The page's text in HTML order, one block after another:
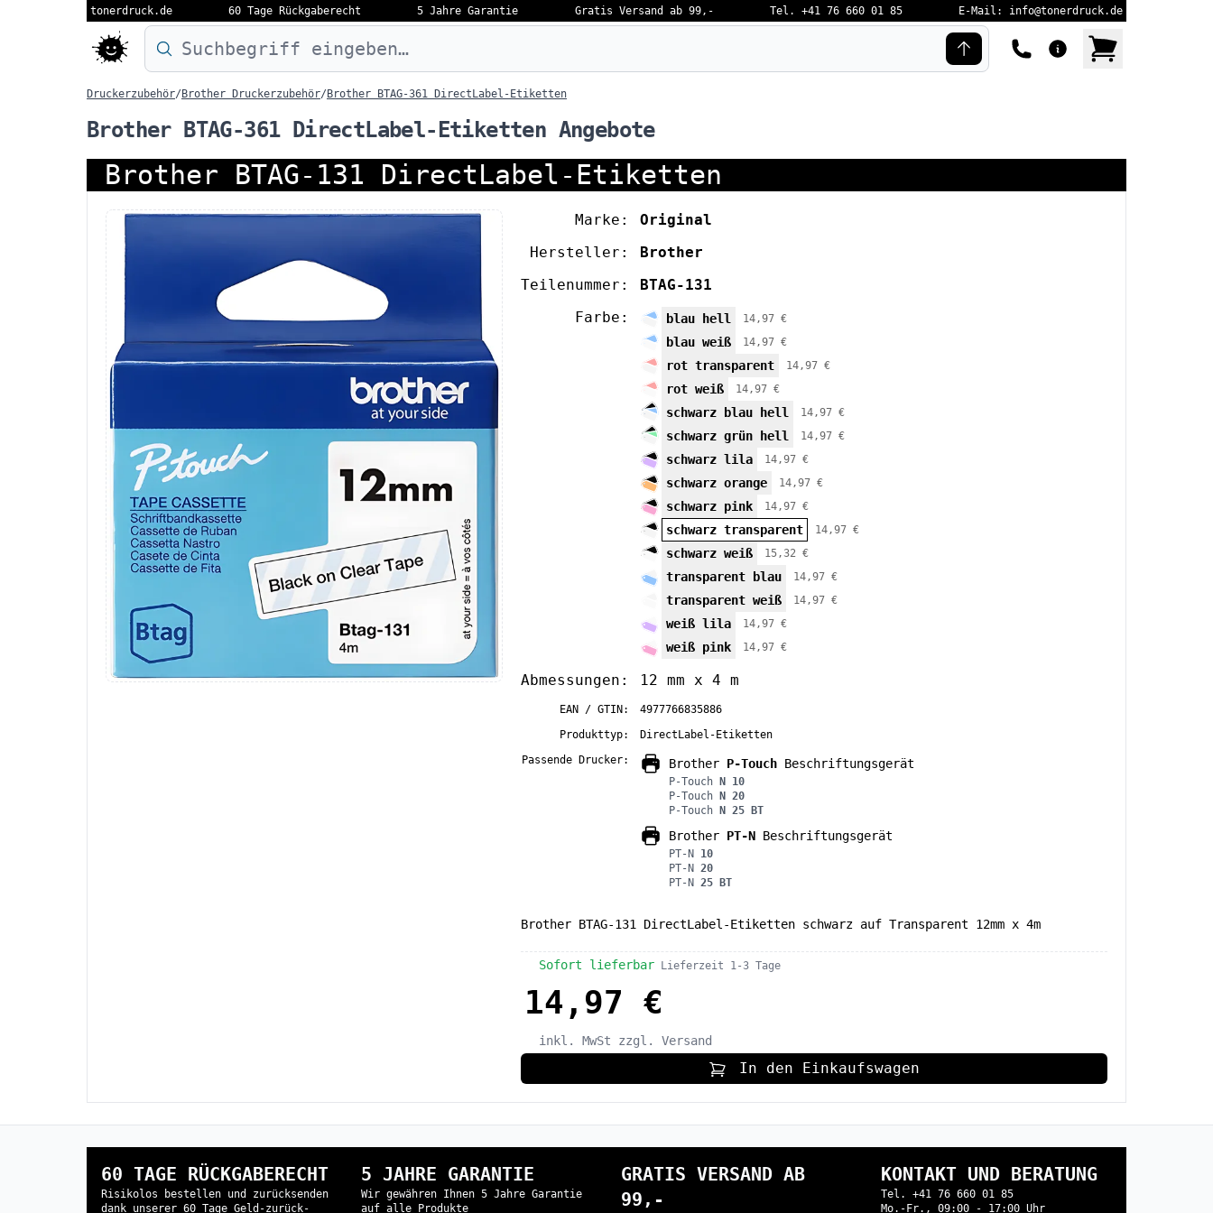
tonerdruck.de 60 Tage Rückgaberecht 5 Jahre Garantie Gratis Versand ab 99,- Tel. +41 76 660 01 85 E-Mail: info@tonerdruck.de
Druckermodell oder Produktnamen eingeben…
Druckerzubehör/ Brother Druckerzubehör/ Brother BTAG-361 DirectLabel-Etiketten
Brother BTAG-361 DirectLabel-Etiketten Angebote
Brother BTAG-131 DirectLabel-Etiketten
Marke:
Original
Hersteller:
Brother
Teilenummer:
BTAG-131
Farbe:
blau hell 14,97 €
blau weiß 14,97 €
rot transparent 14,97 €
rot weiß 14,97 €
schwarz blau hell 14,97 €
schwarz grün hell 14,97 €
schwarz lila 14,97 €
schwarz orange 14,97 €
schwarz pink 14,97 €
schwarz transparent 14,97 €
schwarz weiß 15,32 €
transparent blau 14,97 €
transparent weiß 14,97 €
weiß lila 14,97 €
weiß pink 14,97 €
Abmessungen: 12 mm x 4 m
EAN / GTIN:
4977766835886
Produkttyp:
DirectLabel-Etiketten
Passende Drucker:
Brother P-Touch Beschriftungsgerät
P-Touch N 10
P-Touch N 20
P-Touch N 25 BT
Brother PT-N Beschriftungsgerät
PT-N 10
PT-N 20
PT-N 25 BT
Brother BTAG-131 DirectLabel-Etiketten schwarz auf Transparent 12mm x 4m
Sofort lieferbar Lieferzeit 1-3 Tage
14,97 €
inkl. MwSt zzgl. Versand
In den Einkaufswagen
60 TAGE RÜCKGABERECHT
Risikolos bestellen und zurücksenden
dank unserer 60 Tage Geld-zurück-
5 JAHRE GARANTIE
Wir gewähren Ihnen 5 Jahre Garantie
auf alle Produkte
GRATIS VERSAND AB
99,-
KONTAKT UND BERATUNG
Tel. +41 76 660 01 85
Mo.-Fr., 09:00 - 17:00 Uhr